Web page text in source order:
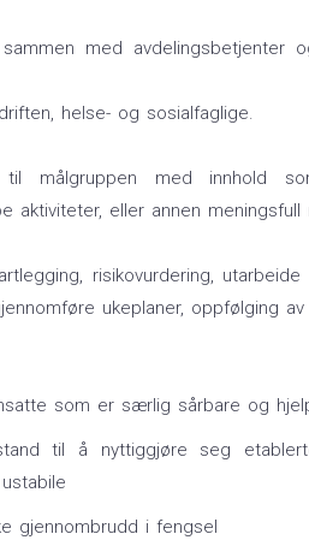
med
helse- og sosialfaglige.
med innhold
aktiviteter, eller annen meningsfull
risikovurdering,
ukeplaner, oppfølging
som er særlig sårbare og
til å nyttiggjøre seg
gjennombrudd i fengsel